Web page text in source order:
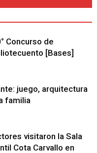
Concurso de
[Bases]
juego, arquitectura
familia
visitaron la Sala
Cota Carvallo en